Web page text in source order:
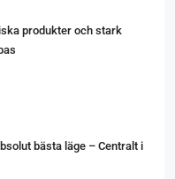
produkter och stark
bästa läge – Centralt i